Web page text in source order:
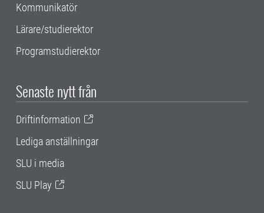
Kommunikatör
Lärare/studierektor
Programstudierektor
Senaste nytt från
Driftinformation
Lediga anställningar
SLU i media
SLU Play